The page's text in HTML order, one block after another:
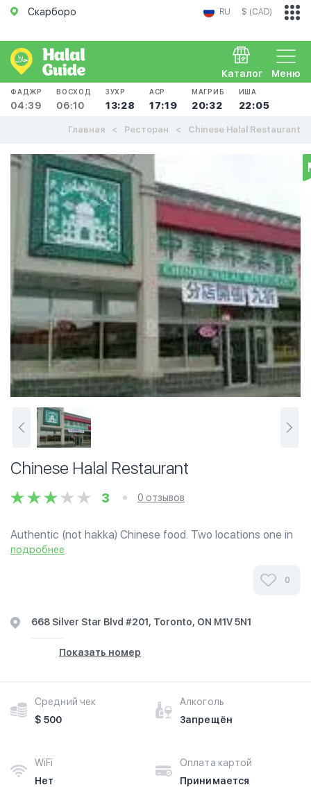
Скарборо RU $ (CAD)
Меню
Каталог
ФАДЖР
04:39
ВОСХОД
06:10
ЗУХР
13:28
АСР
17:19
МАГРИБ
20:32
ИША
22:05
Главная Ресторан Chinese Halal Restaurant
Chinese Halal Restaurant
3 0 отзывов
Authentic (not hakka) Chinese food. Two locations one in
Scarborough and one in North York. Latter is a little more
подробнее
0
668 Silver Star Blvd #201, Toronto, ON M1V 5N1
Показать номер
Средний чек
$ 500
Алкоголь
Запрещён
WiFi
Нет
Оплата картой
Принимается